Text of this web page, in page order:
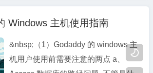

间，贵就一个字，备案后还得现场照相
审核，真TMD烦。 现在搞的域名注册
...
Windows 主机使用指南
&nbsp;（1）Godaddy 的 windows 主
机用户使用前需要注意的两点 a、